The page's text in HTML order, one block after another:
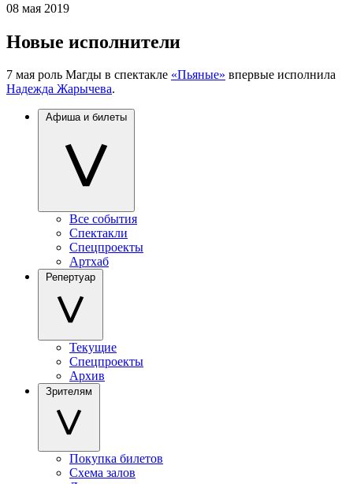
08 мая 2019
Новые исполнители
7 мая роль Магды в спектакле «Пьяные» впервые исполнила
Надежда Жарычева.
Афиша и билеты
Все события
Спектакли
Спецпроекты
Артхаб
Репертуар
Текущие
Спецпроекты
Архив
Зрителям
Покупка билетов
Схема залов